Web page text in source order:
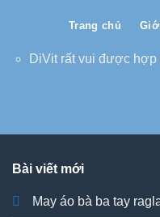
DiVit rất vui được hợp
Trang chủ
Bài viết mới
May áo bà ba tay